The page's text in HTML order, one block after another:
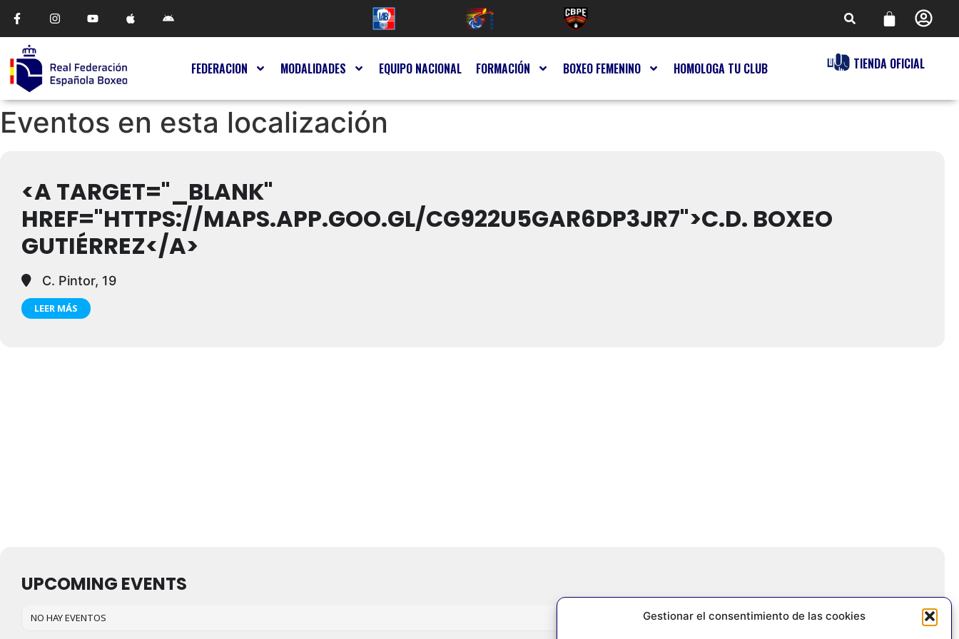
Gestionar el consentimiento de las cookies
FEDERACION MODALIDADES EQUIPO NACIONAL FORMACIÓN BOXEO FEMENINO HOMOLOGA TU CLUB TIENDA OFICIAL
Eventos en esta localización
<A TARGET="_BLANK"
HREF="HTTPS://MAPS.APP.GOO.GL/CG922U5GAR6DP3JR7">C.D. BOXEO
GUTIÉRREZ</A>
C. Pintor, 19
LEER MÁS
UPCOMING EVENTS
NO HAY EVENTOS